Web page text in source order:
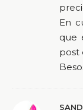
En
que
post